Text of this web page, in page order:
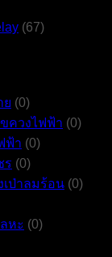
(67)
ย (0)
ควงไฟฟ้า (0)
ฟ้า (0)
ร (0)
เป่าลมร้อน (0)
หะ (0)